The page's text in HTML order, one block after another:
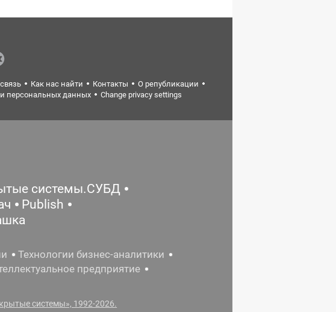
Как нас найти Контакты
О републикации
персональных данных Change privacy settings
системы.СУБД
Publish
Технологии бизнес-аналитики
предприятие
системы», 1992-2026.